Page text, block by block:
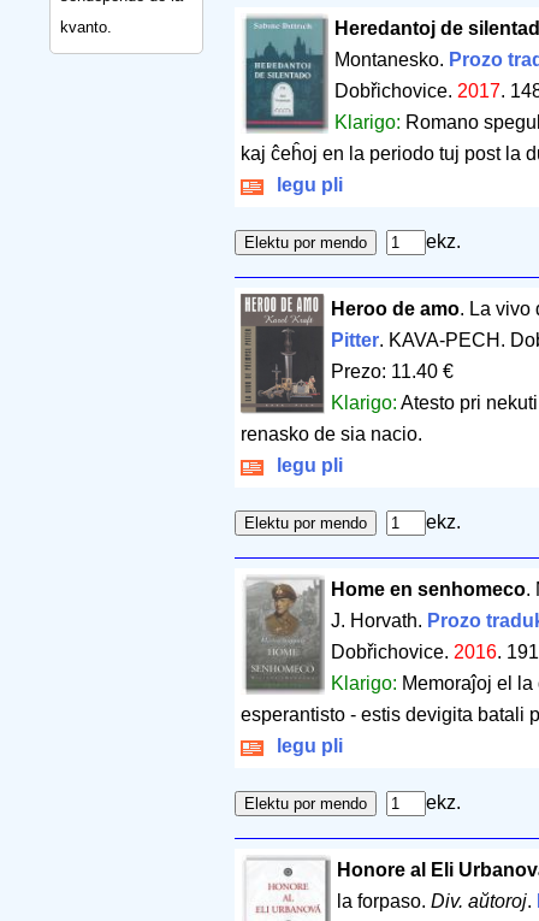
kvanto.
Heredantoj de
Montanesko. Prozo
Dobřichovice. 2017.
Klarigo: Romano
kaj ĉeĥoj en la periodo tuj post la
legu pli
ekz.
Heroo de amo. La vivo
Pitter. KAVA-PECH.
Prezo: 11.40 €
Klarigo: Atesto pri
renasko de sia nacio.
legu pli
ekz.
Home en senhomeco.
J. Horvath. Prozo
Dobřichovice. 2016.
Klarigo: Memoraĵoj el
esperantisto - estis devigita batali
legu pli
ekz.
Honore al Eli
la forpaso. Div. aŭtoroj.